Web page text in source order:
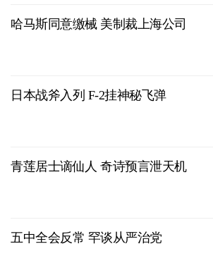
哈马斯同意缴械 美制裁上海公司
日本战斧入列 F-2挂神秘飞弹
青莲居士谪仙人 奇诗预言泄天机
五中全会反常 罕谈从严治党